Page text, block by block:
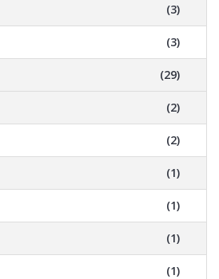
(3)
(3)
(29)
(2)
(2)
(1)
(1)
(1)
(1)